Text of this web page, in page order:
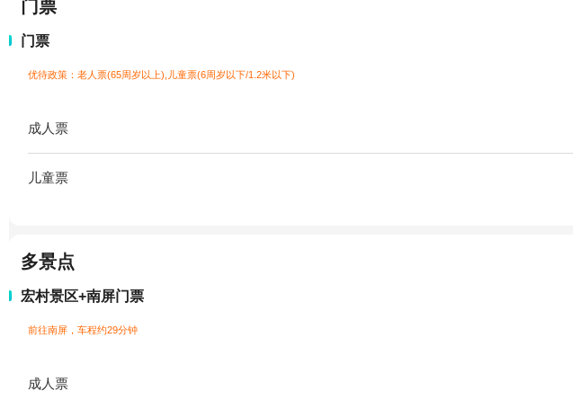
门票
门票
优待政策：老人票(65周岁以上),儿童票(6周岁以下/1.2米以下)
成人票
儿童票
多景点
宏村景区+南屏门票
前往南屏，车程约29分钟
成人票